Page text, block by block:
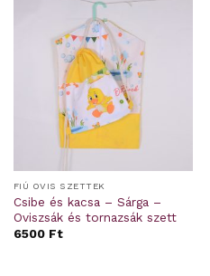
FIÚ OVIS SZETTEK
Csibe és kacsa – Sárga –
Oviszsák és tornazsák szett
6500 Ft